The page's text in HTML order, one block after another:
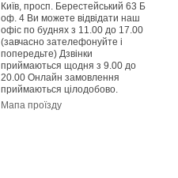
Київ, просп. Берестейський 63 Б
оф. 4 Ви можете відвідати наш
офіс по буднях з 11.00 до 17.00
(завчасно зателефонуйте і
попередьте) Дзвінки
приймаються щодня з 9.00 до
20.00 Онлайн замовлення
приймаються цілодобово.
Мапа проїзду